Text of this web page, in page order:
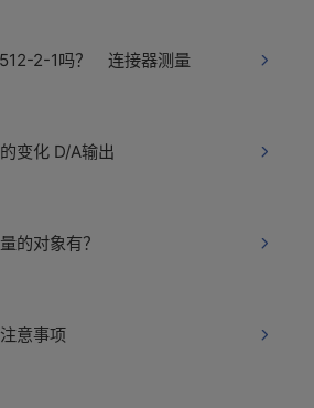
2-1吗？ 连接器测量
变化 D/A输出
的对象有？
意事项